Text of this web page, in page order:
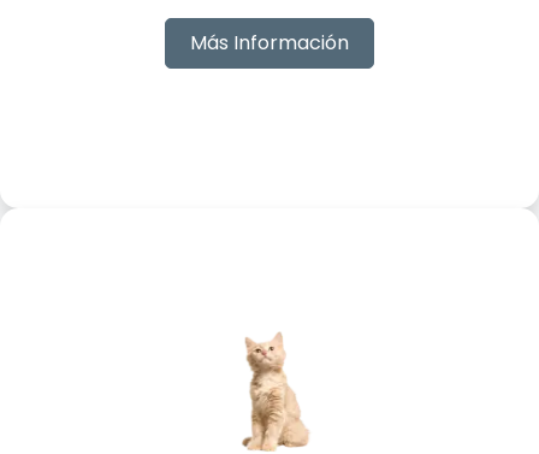
Más Información